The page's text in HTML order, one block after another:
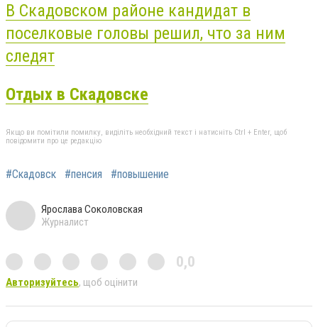
В Скадовском районе кандидат в
поселковые головы решил, что за ним
следят
Отдых в Скадовске
Якщо ви помітили помилку, виділіть необхідний текст і натисніть Ctrl + Enter, щоб
повідомити про це редакцію
#Скадовск #пенсия #повышение
Ярослава Соколовская
Журналист
0,0
Авторизуйтесь, щоб оцінити